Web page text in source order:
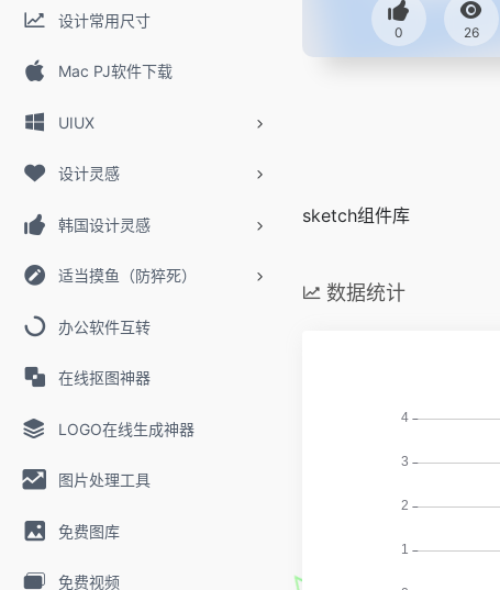
设计常用尺寸
Mac PJ软件下载
UIUX
设计灵感
韩国设计灵感
适当摸鱼（防猝死）
办公软件互转
在线抠图神器
LOGO在线生成神器
图片处理工具
免费图库
免费视频
0 26
sketch组件库
数据统计